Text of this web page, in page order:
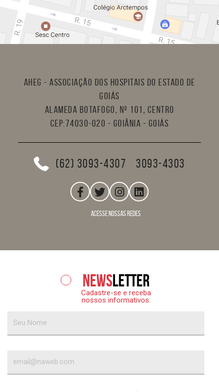
AHEG - Associação dos Hospitais do Estado de
Goiás
Alameda Botafogo, nº 101, Centro
CEP:74030-020 - Goiânia - Goiás
(62) 3093-4307 3093-4303
acesse nossas redes
Newsletter
Cadastre-se e receba
nossos informativos: